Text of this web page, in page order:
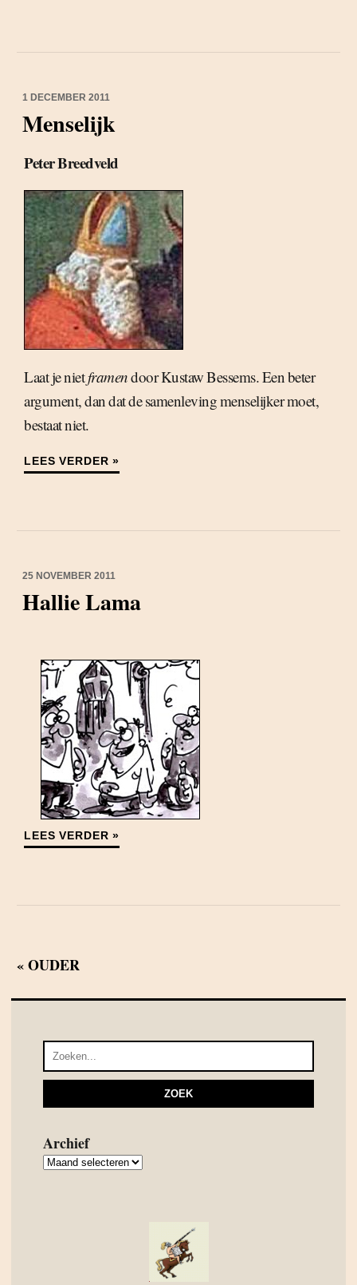
1 DECEMBER 2011
Menselijk
Peter Breedveld
Laat je nietframendoor Kustaw Bessems. Een beter
argument, dan dat de samenleving menselijker moet,
bestaat niet.
LEES VERDER »
25 NOVEMBER 2011
Hallie Lama
LEES VERDER »
« OUDER
Archief
Archief